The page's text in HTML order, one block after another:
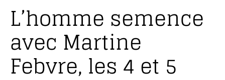
L’homme semence
avec Martine
Febvre, les 4 et 5